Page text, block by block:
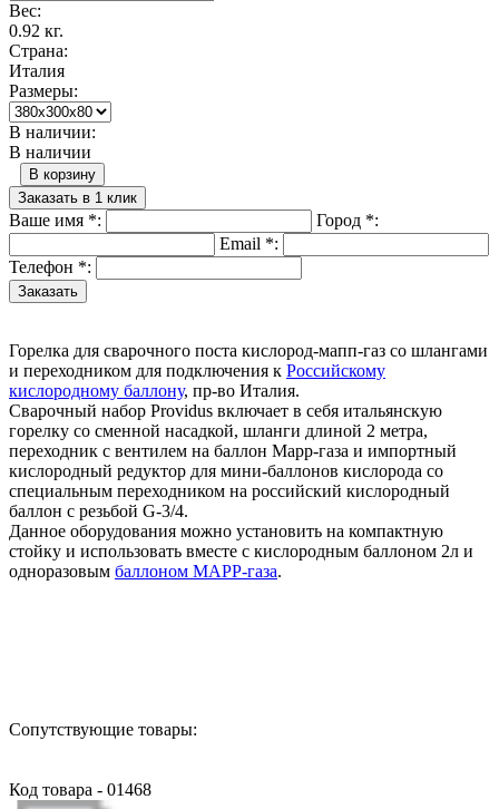
Вес:
0.92 кг.
Страна:
Италия
Размеры:
В наличии:
В наличии
В корзину
Заказать в 1 клик
Ваше имя *: Город *:
Email *:
Телефон *:
Горелка для сварочного поста кислород-мапп-газ со шлангами
и переходником для подключения к Российскому
кислородному баллону, пр-во Италия.
Сварочный набор Providus включает в себя итальянскую
горелку со сменной насадкой, шланги длиной 2 метра,
переходник с вентилем на баллон Mapp-газа и импортный
кислородный редуктор для мини-баллонов кислорода со
специальным переходником на российский кислородный
баллон с резьбой G-3/4.
Данное оборудования можно установить на компактную
стойку и использовать вместе с кислородным баллоном 2л и
одноразовым баллоном МАРР-газа.
Сопутствующие товары:
Код товара - 01468